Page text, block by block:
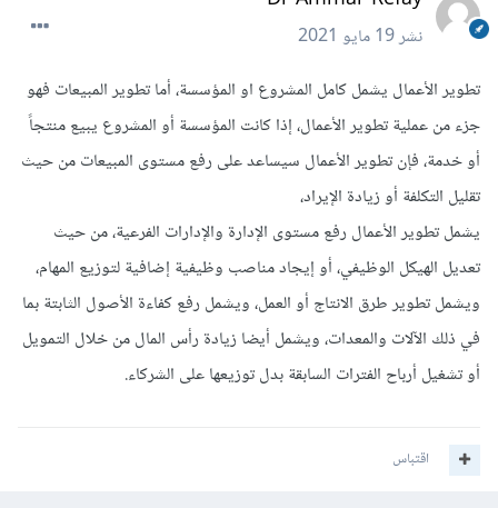
نشر19 مايو 2021
تطوير الأعمال يشمل كامل المشروع او المؤسسة، أما تطوير المبيعات فهو
جزء من عملية تطوير الأعمال، إذا كانت المؤسسة أو المشروع يبيع منتجاً
أو خدمة، فإن تطوير الأعمال سيساعد على رفع مستوى المبيعات من حيث
تقليل التكلفة أو زيادة الإيراد،
يشمل تطوير الأعمال رفع مستوى الإدارة والإدارات الفرعية، من حيث
تعديل الهيكل الوظيفي، أو إيجاد مناصب وظيفية إضافية لتوزيع المهام،
ويشمل تطوير طرق الانتاج أو العمل، ويشمل رفع كفاءة الأصول الثابتة بما
في ذلك الآلات والمعدات، ويشمل أيضا زيادة رأس المال من خلال التمويل
أو تشغيل أرباح الفترات السابقة بدل توزيعها على الشركاء.
اقتباس